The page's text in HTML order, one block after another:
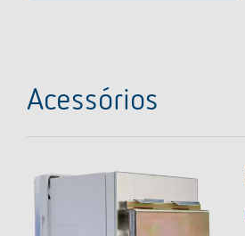
Acessórios